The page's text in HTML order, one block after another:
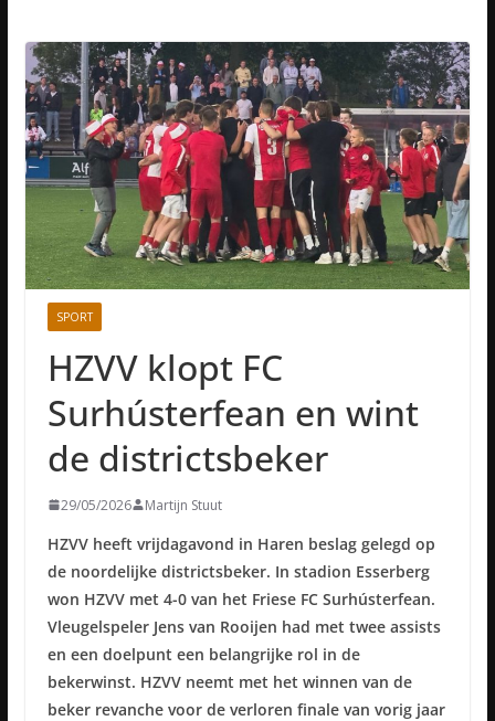
SPORT
HZVV klopt FC
Surhústerfean en wint
de districtsbeker
29/05/2026 Martijn Stuut
HZVV heeft vrijdagavond in Haren beslag gelegd op
de noordelijke districtsbeker. In stadion Esserberg
won HZVV met 4-0 van het Friese FC Surhústerfean.
Vleugelspeler Jens van Rooijen had met twee assists
en een doelpunt een belangrijke rol in de
bekerwinst. HZVV neemt met het winnen van de
beker revanche voor de verloren finale van vorig jaar